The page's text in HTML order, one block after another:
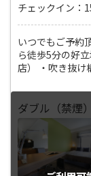
チェックイン：
いつでもご予約
ら徒歩5分の好
店） ・吹き抜け
ダブル（禁煙）